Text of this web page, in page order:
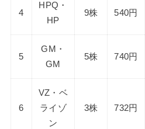
4
HPQ・
HP
9株 540円
5
GM・
GM
5株 740円
6
VZ・ベ
ライゾ
ン
3株 732円